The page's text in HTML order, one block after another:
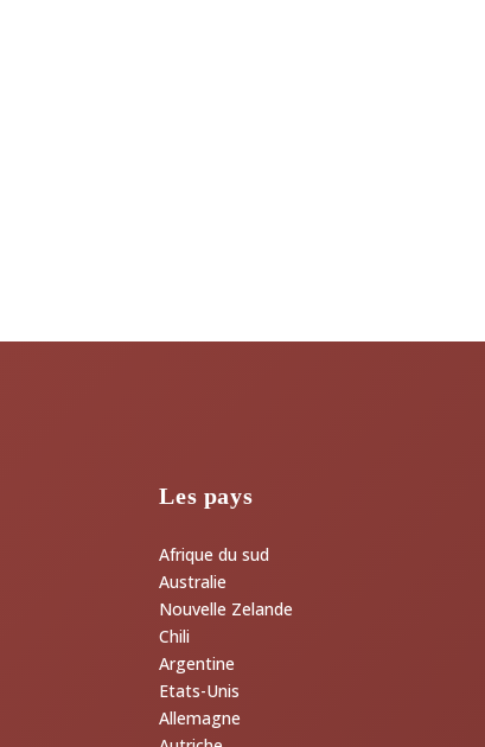
Les pays
Afrique du sud
Australie
Nouvelle Zelande
Chili
Argentine
Etats-Unis
Allemagne